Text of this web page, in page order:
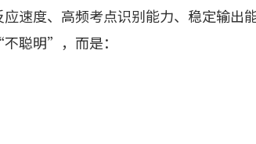
速度、高频考点识别能力、稳定输出
聪明”，而是：